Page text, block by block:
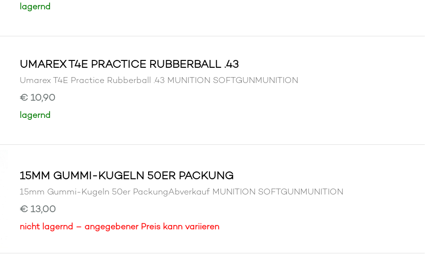
lagernd
UMAREX T4E PRACTICE RUBBERBALL .43
Umarex T4E Practice Rubberball .43 MUNITION SOFTGUNMUNITION
€ 10,90
lagernd
15MM GUMMI-KUGELN 50ER PACKUNG
15mm Gummi-Kugeln 50er PackungAbverkauf MUNITION SOFTGUNMUNITION
€ 13,00
nicht lagernd – angegebener Preis kann variieren